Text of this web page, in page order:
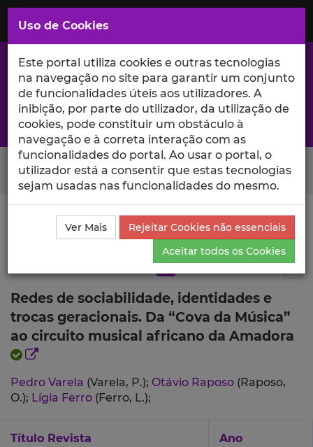
Saltar
para
Conteúdo
Principal
A excelência da investigação e ciência no Iscte
Search Button
Ciência_Iscte Publicações
Descrição Detalhada da
Publicação
Redes de sociabilidade, identidades e
trocas geracionais. Da “Cova da Música”
ao circuito musical africano da Amadora
Pedro Varela (Varela, P.); Otávio Raposo (Raposo,
O.); Lígia Ferro (Ferro, L.);
Título Revista
Ano
Uso de Cookies
Este portal utiliza cookies e outras tecnologias
na navegação no site para garantir um conjunto
de funcionalidades úteis aos utilizadores. A
inibição, por parte do utilizador, da utilização de
cookies, pode constituir um obstáculo à
navegação e à correta interação com as
funcionalidades do portal. Ao usar o portal, o
utilizador está a consentir que estas tecnologias
sejam usadas nas funcionalidades do mesmo.
Ver Mais
Rejeitar Cookies não essenciais
Aceitar todos os Cookies